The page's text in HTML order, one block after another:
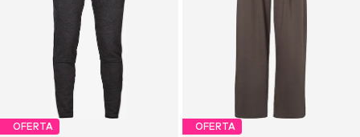
OFERTA OFERTA